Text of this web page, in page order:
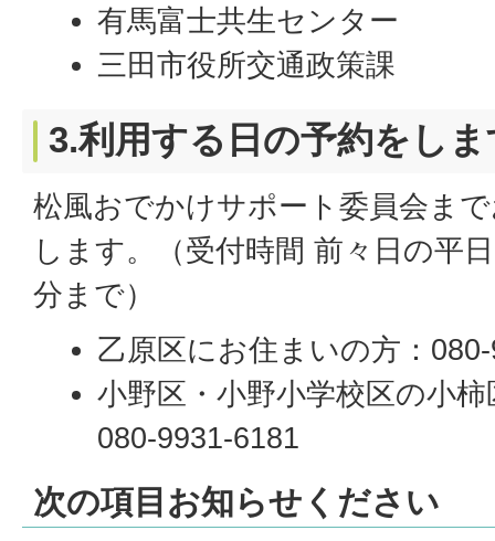
有馬富士共生センター
三田市役所交通政策課
3.利用する日の予約をし
松風おでかけサポート委員会ま
します。（受付時間 前々日の平
分まで）
乙原区にお住まいの方：
小野区・小野小学校区の小
080-9931-6181
次の項目お知らせください